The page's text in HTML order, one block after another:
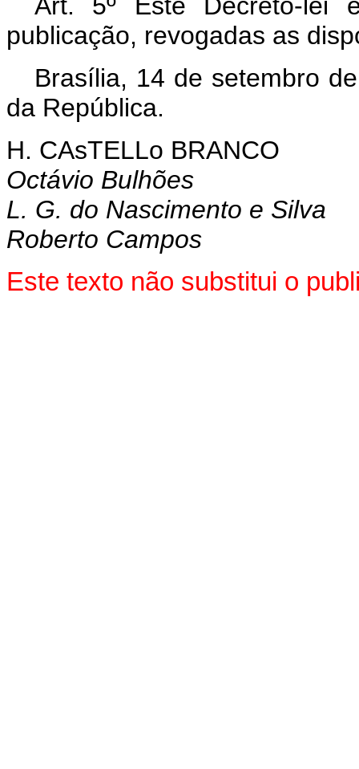
publicação, revogadas as
Brasília, 14 de setembro
da República.
H. CAsTELLo BRANCO
Octávio Bulhões
L. G. do Nascimento e Silva
Roberto Campos
Este texto não substitui o